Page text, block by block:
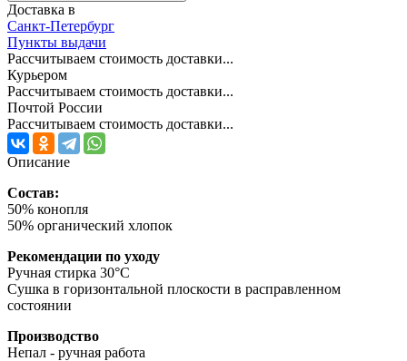
Доставка в
Санкт-Петербург
Пункты выдачи
Рассчитываем стоимость доставки...
Курьером
Рассчитываем стоимость доставки...
Почтой России
Рассчитываем стоимость доставки...
Описание
Состав:
50% конопля
50% органический хлопок
Рекомендации по уходу
Ручная стирка 30°C
Сушка в горизонтальной плоскости в расправленном
состоянии
Производство
Непал - ручная работа